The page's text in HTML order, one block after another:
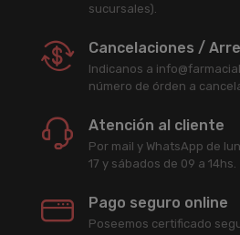
sucursales).
Cancelaciones /
Indicanos a
número de órden a
Atención al cliente
Por mail y WhatsApp de
17 y sábados de 09 a 14hs.
Pago seguro online
Poseemos certificado